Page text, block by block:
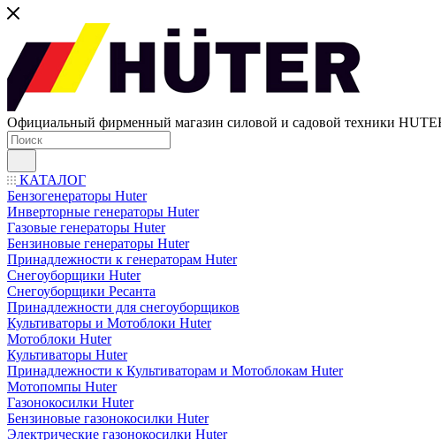
Официальный фирменный магазин силовой и садовой техники
КАТАЛОГ
Бензогенераторы Huter
Инверторные генераторы Huter
Газовые генераторы Huter
Бензиновые генераторы Huter
Принадлежности к генераторам Huter
Снегоуборщики Huter
Снегоуборщики Ресанта
Принадлежности для снегоуборщиков
Культиваторы и Мотоблоки Huter
Мотоблоки Huter
Культиваторы Huter
Принадлежности к Культиваторам и Мотоблокам Huter
Мотопомпы Huter
Газонокосилки Huter
Бензиновые газонокосилки Huter
Электрические газонокосилки Huter